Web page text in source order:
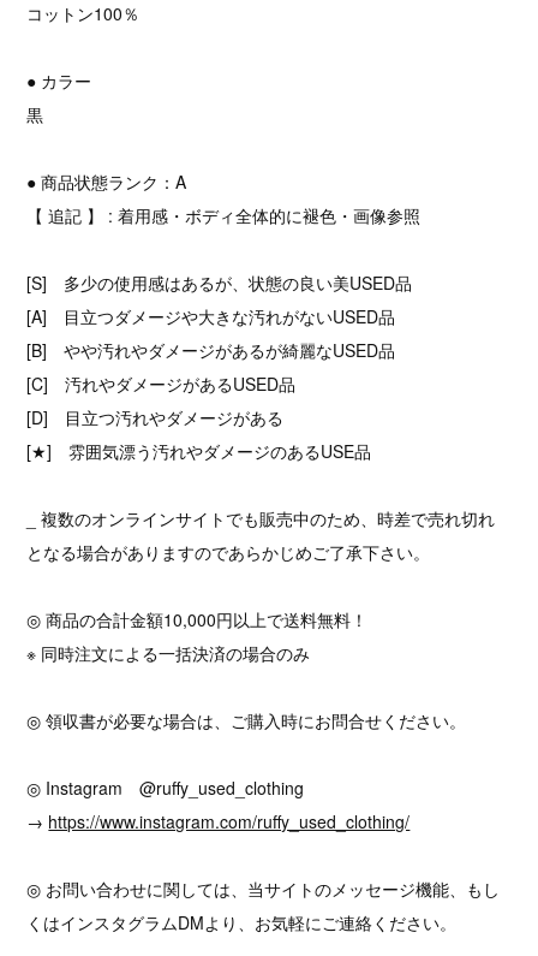
コットン100％
● カラー
黒
● 商品状態ランク：A
【 追記 】 : 着用感・ボディ全体的に褪色・画像参照
[S] 多少の使用感はあるが、状態の良い美USED品
[A] 目立つダメージや大きな汚れがないUSED品
[B] やや汚れやダメージがあるが綺麗なUSED品
[C] 汚れやダメージがあるUSED品
[D] 目立つ汚れやダメージがある
[★] 雰囲気漂う汚れやダメージのあるUSE品
_ 複数のオンラインサイトでも販売中のため、時差で売れ切れ
となる場合がありますのであらかじめご了承下さい。
◎ 商品の合計金額10,000円以上で送料無料！
※ 同時注文による一括決済の場合のみ
◎ 領収書が必要な場合は、ご購入時にお問合せください。
◎ Instagram @ruffy_used_clothing
→ https://www.instagram.com/ruffy_used_clothing/
◎ お問い合わせに関しては、当サイトのメッセージ機能、もし
くはインスタグラムDMより、お気軽にご連絡ください。